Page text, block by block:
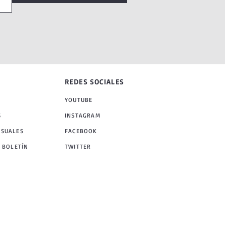
BOLETÍN
REDES SOCIALES
YOUTUBE
INSTAGRAM
FACEBOOK
TWITTER